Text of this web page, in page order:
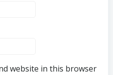
website in this browser